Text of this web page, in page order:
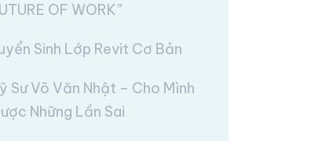
OF WORK”
Sinh Lớp Revit Cơ Bản
Sư Võ Văn Nhật – Cho Mình
Những Lần Sai